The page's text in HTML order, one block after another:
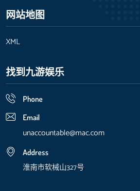
网站地图
XML
找到九游娱乐
Phone
Email
unaccountable@mac.com
Address
淮南市软械山327号